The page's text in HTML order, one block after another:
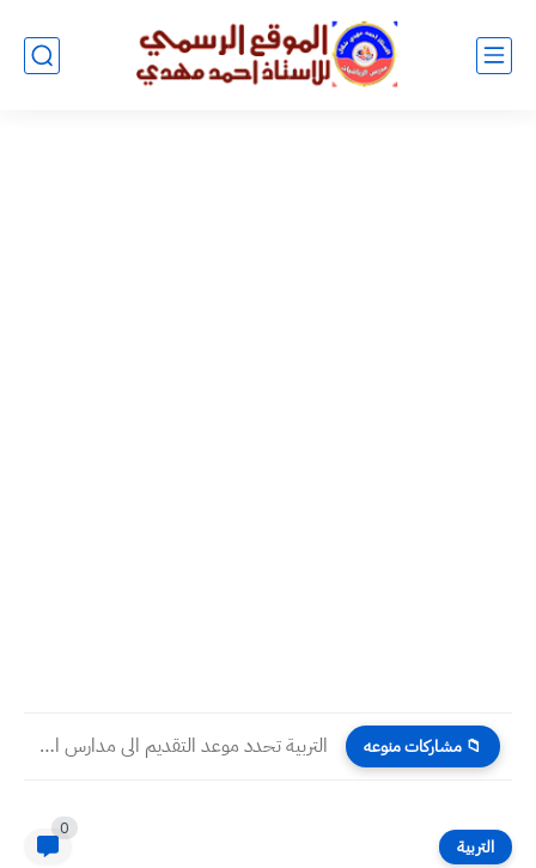
📁 مشاركات منوعه التربية تحدد موعد التقديم الى مدارس المتميزين وثانوية كلية بغداد...
التربية
0